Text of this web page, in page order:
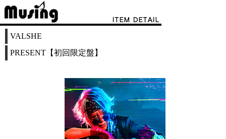
VALSHE
PRESENT【初回限定盤】